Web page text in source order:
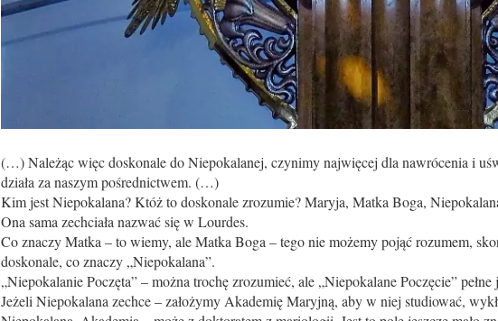
(…) Należąc więc doskonale do Niepokalanej, czynimy najwięcej dla nawrócenia i
działa za naszym pośrednictwem. (…)
Kim jest Niepokalana? Któż to doskonale zrozumie? Maryja, Matka Boga,
Ona sama zechciała nazwać się w Lourdes.
Co znaczy Matka – to wiemy, ale Matka Boga – tego nie możemy pojąć rozumem,
doskonale, co znaczy „Niepokalana”.
„Niepokalanie Poczęta” – można trochę zrozumieć, ale „Niepokalane Poczęcie”
Jeżeli Niepokalana zechce – założymy Akademię Maryjną, aby w niej studiować,